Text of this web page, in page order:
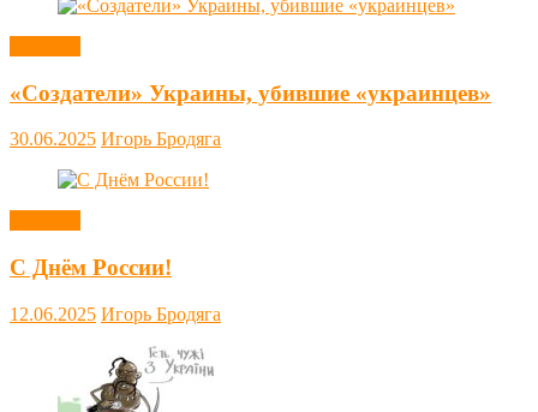
«Создатели» Украины, убившие «украинцев»
30.06.2025 Игорь Бродяга
С Днём России!
12.06.2025 Игорь Бродяга